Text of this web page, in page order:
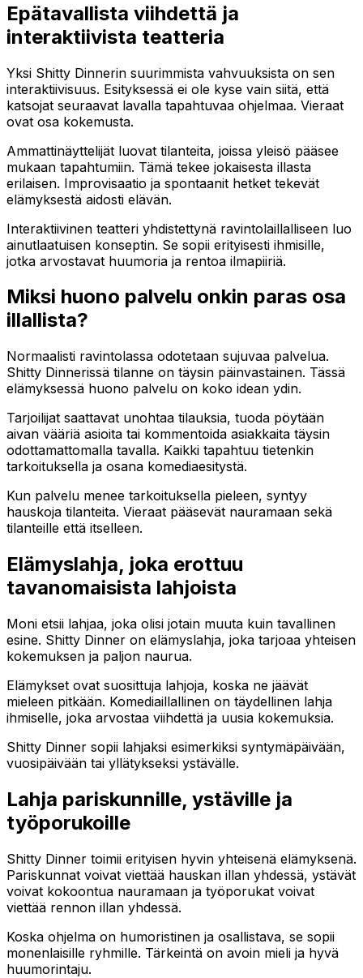
Epätavallista viihdettä ja
interaktiivista teatteria
Yksi Shitty Dinnerin suurimmista vahvuuksista on sen
interaktiivisuus. Esityksessä ei ole kyse vain siitä, että
katsojat seuraavat lavalla tapahtuvaa ohjelmaa. Vieraat
ovat osa kokemusta.
Ammattinäyttelijät luovat tilanteita, joissa yleisö pääsee
mukaan tapahtumiin. Tämä tekee jokaisesta illasta
erilaisen. Improvisaatio ja spontaanit hetket tekevät
elämyksestä aidosti elävän.
Interaktiivinen teatteri yhdistettynä ravintolaillalliseen luo
ainutlaatuisen konseptin. Se sopii erityisesti ihmisille,
jotka arvostavat huumoria ja rentoa ilmapiiriä.
Miksi huono palvelu onkin paras osa
illallista?
Normaalisti ravintolassa odotetaan sujuvaa palvelua.
Shitty Dinnerissä tilanne on täysin päinvastainen. Tässä
elämyksessä huono palvelu on koko idean ydin.
Tarjoilijat saattavat unohtaa tilauksia, tuoda pöytään
aivan vääriä asioita tai kommentoida asiakkaita täysin
odottamattomalla tavalla. Kaikki tapahtuu tietenkin
tarkoituksella ja osana komediaesitystä.
Kun palvelu menee tarkoituksella pieleen, syntyy
hauskoja tilanteita. Vieraat pääsevät nauramaan sekä
tilanteille että itselleen.
Elämyslahja, joka erottuu
tavanomaisista lahjoista
Moni etsii lahjaa, joka olisi jotain muuta kuin tavallinen
esine. Shitty Dinner on elämyslahja, joka tarjoaa yhteisen
kokemuksen ja paljon naurua.
Elämykset ovat suosittuja lahjoja, koska ne jäävät
mieleen pitkään. Komediaillallinen on täydellinen lahja
ihmiselle, joka arvostaa viihdettä ja uusia kokemuksia.
Shitty Dinner sopii lahjaksi esimerkiksi syntymäpäivään,
vuosipäivään tai yllätykseksi ystävälle.
Lahja pariskunnille, ystäville ja
työporukoille
Shitty Dinner toimii erityisen hyvin yhteisenä elämyksenä.
Pariskunnat voivat viettää hauskan illan yhdessä, ystävät
voivat kokoontua nauramaan ja työporukat voivat
viettää rennon illan yhdessä.
Koska ohjelma on humoristinen ja osallistava, se sopii
monenlaisille ryhmille. Tärkeintä on avoin mieli ja hyvä
huumorintaju.